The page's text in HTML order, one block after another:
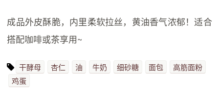
成品外皮酥脆，内里柔软拉丝，黄油香气浓郁！适合
搭配咖啡或茶享用~
干酵母 杏仁 油 牛奶 细砂糖 面包
高筋面粉
鸡蛋